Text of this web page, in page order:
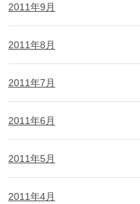
2011年9月
2011年8月
2011年7月
2011年6月
2011年5月
2011年4月